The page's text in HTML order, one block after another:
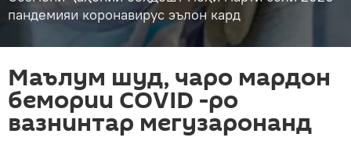
пандемияи коронавирус эълон кард
Маълум шуд, чаро мардон
бемории COVID -ро
вазнинтар мегузаронанд